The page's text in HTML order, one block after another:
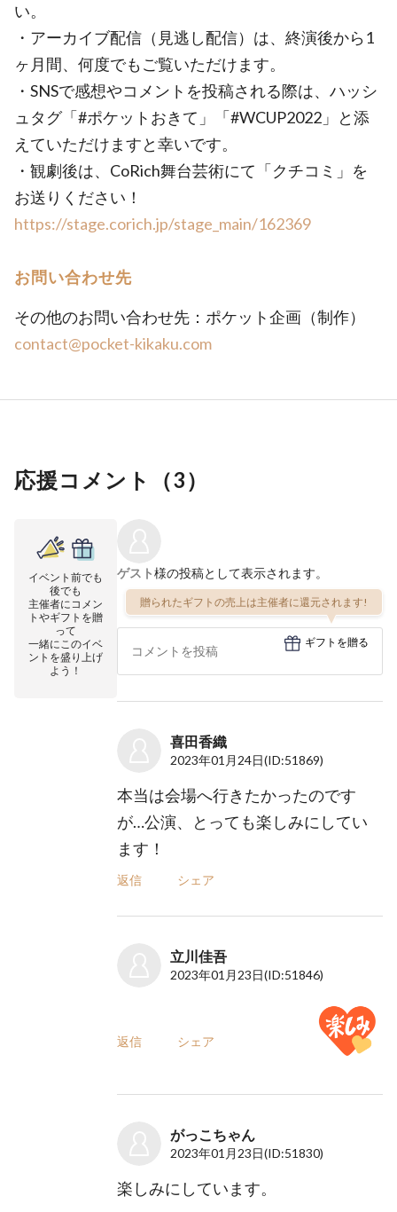
い。
・アーカイブ配信（見逃し配信）は、終演後から1
ヶ月間、何度でもご覧いただけます。
・SNSで感想やコメントを投稿される際は、ハッシ
ュタグ「#ポケットおきて」「#WCUP2022」と添
えていただけますと幸いです。
・観劇後は、CoRich舞台芸術にて「クチコミ」を
お送りください！
https://stage.corich.jp/stage_main/162369
お問い合わせ先
その他のお問い合わせ先：ポケット企画（制作）
contact@pocket-kikaku.com
応援コメント（3）
イベント前でも
後でも
主催者にコメン
トやギフトを贈
って
一緒にこのイベ
ントを盛り上げ
よう！
ゲスト様の投稿として表示されます。
贈られたギフトの売上は主催者に還元されます!
ギフトを贈る
喜田香織
2023年01月24日(ID:51869)
本当は会場へ行きたかったのです
が…公演、とっても楽しみにしてい
ます！
返信 シェア
立川佳吾
2023年01月23日(ID:51846)
返信 シェア
がっこちゃん
2023年01月23日(ID:51830)
楽しみにしています。